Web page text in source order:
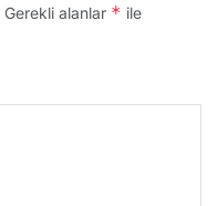
Gerekli alanlar * ile